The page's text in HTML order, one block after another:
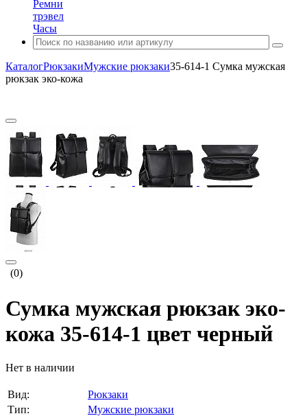
Ремни
трэвел
Часы
КаталогРюкзакиМужские рюкзаки35-614-1 Сумка мужская
рюкзак эко-кожа
(0)
Сумка мужская рюкзак эко-
кожа 35-614-1 цвет черный
Нет в наличии
Вид:
Рюкзаки
Тип:
Мужские рюкзаки